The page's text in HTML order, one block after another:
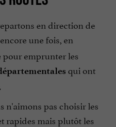
en direction de
une fois, en
emprunter les
qui ont
n'aimons pas choisir les
rapides mais plutôt les